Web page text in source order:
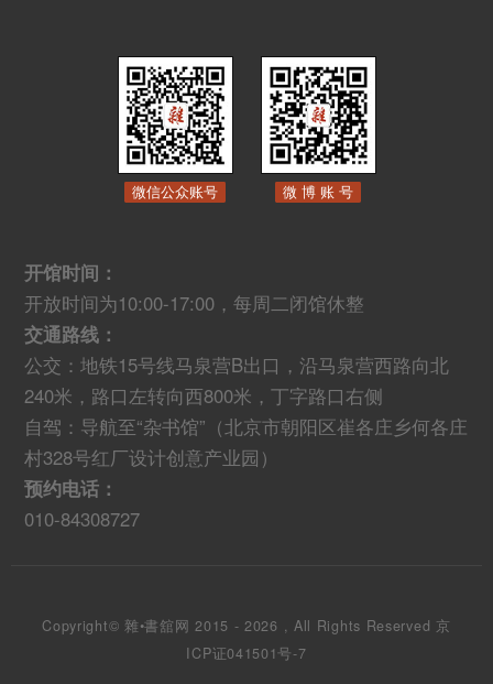
微信公众账号 微 博 账 号
开馆时间：
开放时间为10:00-17:00，每周二闭馆休整
交通路线：
公交：地铁15号线马泉营B出口，沿马泉营西路向北
240米，路口左转向西800米，丁字路口右侧
自驾：导航至“杂书馆”（北京市朝阳区崔各庄乡何各庄
村328号红厂设计创意产业园）
预约电话：
010-84308727
Copyright© 雜•書舘网 2015 - 2026 , All Rights Reserved 京
ICP证041501号-7